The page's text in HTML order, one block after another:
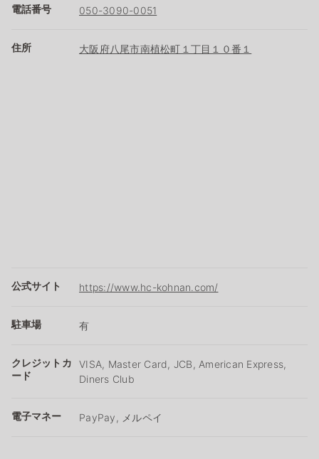
電話番号 050-3090-0051
住所 大阪府八尾市南植松町１丁目１０番１
公式サイト https://www.hc-kohnan.com/
駐車場 有
クレジットカ
ード
VISA, Master Card, JCB, American Express,
Diners Club
電子マネー PayPay, メルペイ